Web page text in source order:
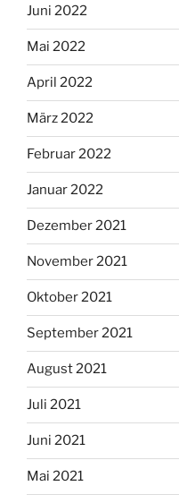
Juni 2022
Mai 2022
April 2022
März 2022
Februar 2022
Januar 2022
Dezember 2021
November 2021
Oktober 2021
September 2021
August 2021
Juli 2021
Juni 2021
Mai 2021